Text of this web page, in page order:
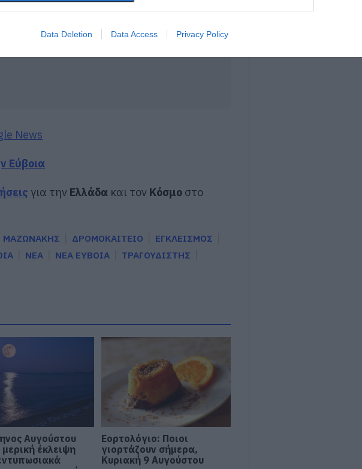
Data Deletion Data Access Privacy Policy
News
Εύβοια
για την Ελλάδα και τον Κόσμο στο
ΜΑΖΩΝΑΚΗΣ ΔΡΟΜΟΚΑΙΤΕΙΟ
ΕΓΚΛΕΙΣΜΟΣ
ΝΕΑ ΝΕΑ ΕΥΒΟΙΑ
ΤΡΑΓΟΥΔΙΣΤΗΣ
Αυγούστου
έκλειψη
Εορτολόγιο: Ποιοι
γιορτάζουν σήμερα,
Κυριακή 9 Αυγούστου